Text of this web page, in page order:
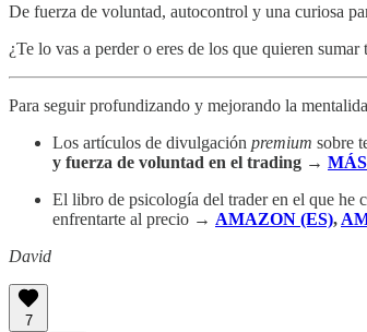
De fuerza de voluntad, autocontrol y una curiosa
¿Te lo vas a perder o eres de los que quieren
Para seguir profundizando y mejorando la
Los artículos de divulgación premium sobre
y fuerza de voluntad en el trading →
El libro de psicología del trader en el que he
enfrentarte al precio → AMAZON (ES),
David
7